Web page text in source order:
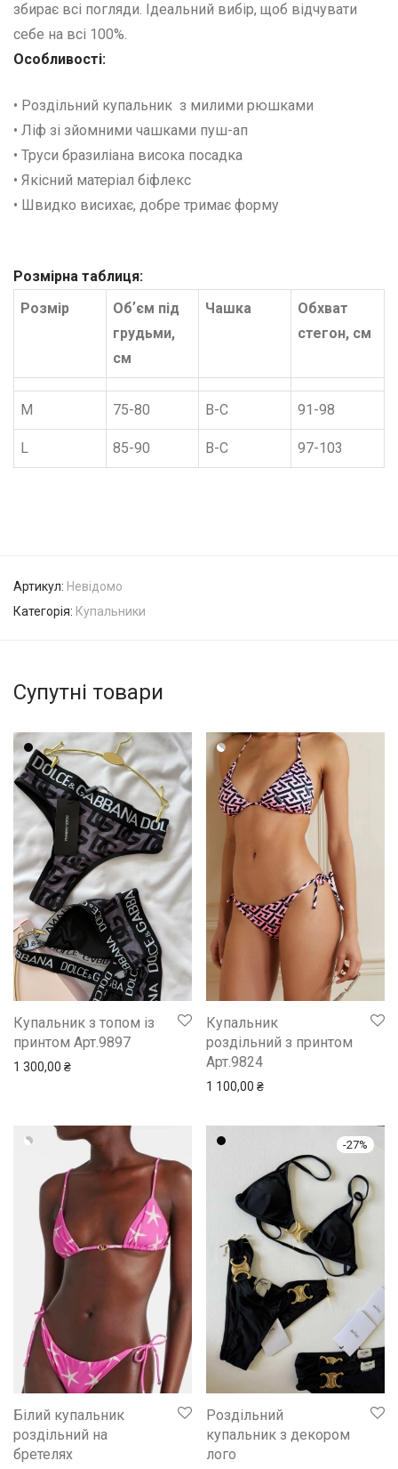
збирає всі погляди. Ідеальний вибір, щоб відчувати
себе на всі 100%.
Особливості:
• Роздільний купальник з милими рюшками
• Ліф зі зйомними чашками пуш-ап
• Труси бразиліана висока посадка
• Якісний матеріал біфлекс
• Швидко висихає, добре тримає форму
Розмірна таблиця:
Розмір
Обʼєм під
грудьми,
см
Чашка
Обхват
стегон, см
M 75-80 В-С 91-98
L 85-90 В-С 97-103
Артикул: Невідомо
Категорія: Купальники
Супутні товари
Купальник з топом із
принтом Арт.9897
1 300,00 ₴
Купальник
роздільний з принтом
Арт.9824
1 100,00 ₴
Білий купальник
роздільний на
бретелях
-27%
Роздільний
купальник з декором
лого